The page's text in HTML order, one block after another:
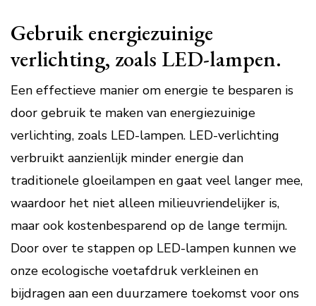
Gebruik energiezuinige
verlichting, zoals LED-lampen.
Een effectieve manier om energie te besparen is
door gebruik te maken van energiezuinige
verlichting, zoals LED-lampen. LED-verlichting
verbruikt aanzienlijk minder energie dan
traditionele gloeilampen en gaat veel langer mee,
waardoor het niet alleen milieuvriendelijker is,
maar ook kostenbesparend op de lange termijn.
Door over te stappen op LED-lampen kunnen we
onze ecologische voetafdruk verkleinen en
bijdragen aan een duurzamere toekomst voor ons